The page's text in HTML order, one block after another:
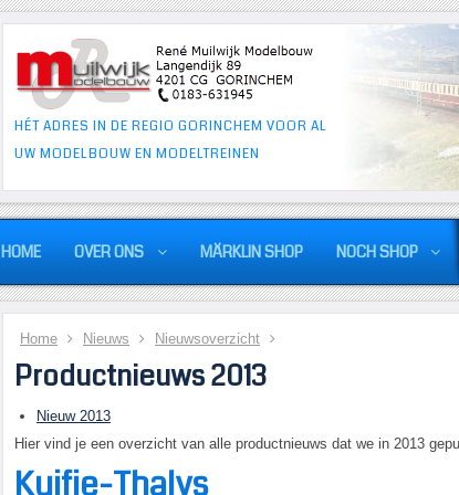
HÉT ADRES IN DE REGIO GORINCHEM VOOR AL
UW MODELBOUW EN MODELTREINEN
HOME OVER ONS MÄRKLIN SHOP NOCH SHOP
Home Nieuws Nieuwsoverzicht
Productnieuws 2013
Nieuw 2013
Hier vind je een overzicht van alle productnieuws dat we in 2013
Kuifje-Thalys